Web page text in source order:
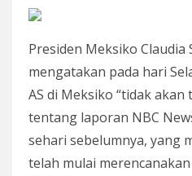
Presiden Meksiko Claudia
mengatakan pada hari
AS di Meksiko “tidak
tentang laporan NBC
sehari sebelumnya, yang
telah mulai